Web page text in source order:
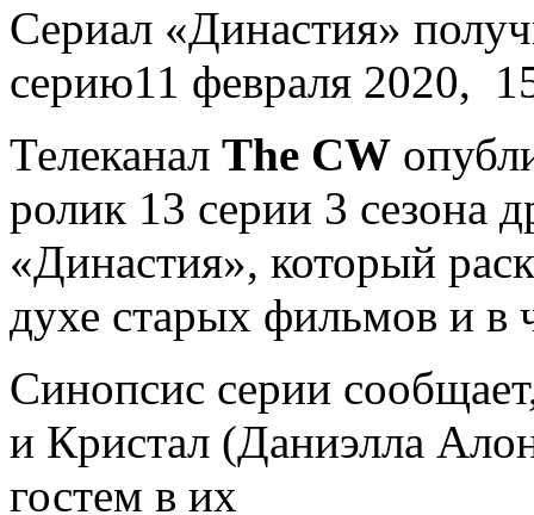
Сeриaл «Династия»
серию11 февраля 2020,
Телеканал The CW
ролик 13 серии 3 сезона
«Династия», который
духе старых фильмов и в
Синопсис серии
и Кристал (Даниэлла
гостем в их